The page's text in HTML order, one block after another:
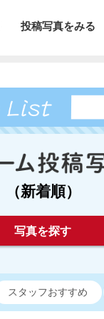
投稿写真をみる
（新着順）
写真を探す
スタッフおすすめ